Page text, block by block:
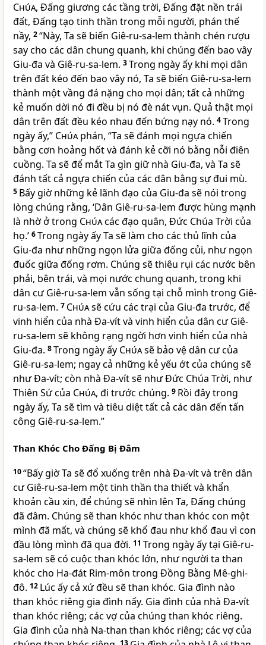
Chúa, Ðấng giương các tầng trời, Ðấng đặt nền trái
đất, Ðấng tạo tinh thần trong mỗi người, phán thế
nầy, 2“Này, Ta sẽ biến Giê-ru-sa-lem thành chén rượu
say cho các dân chung quanh, khi chúng đến bao vây
Giu-đa và Giê-ru-sa-lem. 3Trong ngày ấy khi mọi dân
trên đất kéo đến bao vây nó, Ta sẽ biến Giê-ru-sa-lem
thành một vầng đá nặng cho mọi dân; tất cả những
kẻ muốn dời nó đi đều bị nó đè nát vụn. Quả thật mọi
dân trên đất đều kéo nhau đến bứng nạy nó. 4Trong
ngày ấy,” Chúaphán, “Ta sẽ đánh mọi ngựa chiến
bằng cơn hoảng hốt và đánh kẻ cỡi nó bằng nỗi điên
cuồng. Ta sẽ để mắt Ta gìn giữ nhà Giu-đa, và Ta sẽ
đánh tất cả ngựa chiến của các dân bằng sự đui mù.
5 Bấy giờ những kẻ lãnh đạo của Giu-đa sẽ nói trong
lòng chúng rằng, ‘Dân Giê-ru-sa-lem được hùng mạnh
là nhờ ở trong Chúacác đạo quân, Ðức Chúa Trời của
họ.’ 6Trong ngày ấy Ta sẽ làm cho các thủ lĩnh của
Giu-đa như những ngọn lửa giữa đống củi, như ngọn
đuốc giữa đống rơm. Chúng sẽ thiêu rụi các nước bên
phải, bên trái, và mọi nước chung quanh, trong khi
dân cư Giê-ru-sa-lem vẫn sống tại chỗ mình trong Giê-
ru-sa-lem. 7 Chúasẽ cứu các trại của Giu-đa trước, để
vinh hiển của nhà Ða-vít và vinh hiển của dân cư Giê-
ru-sa-lem sẽ không rạng ngời hơn vinh hiển của nhà
Giu-đa. 8Trong ngày ấy Chúasẽ bảo vệ dân cư của
Giê-ru-sa-lem; ngay cả những kẻ yếu ớt của chúng sẽ
như Ða-vít; còn nhà Ða-vít sẽ như Ðức Chúa Trời, như
Thiên Sứ của Chúa, đi trước chúng. 9 Rồi đây trong
ngày ấy, Ta sẽ tìm và tiêu diệt tất cả các dân đến tấn
công Giê-ru-sa-lem.”
Than Khóc Cho Ðấng Bị Ðâm
10“Bấy giờ Ta sẽ đổ xuống trên nhà Ða-vít và trên dân
cư Giê-ru-sa-lem một tinh thần tha thiết và khẩn
khoản cầu xin, để chúng sẽ nhìn lên Ta, Ðấng chúng
đã đâm. Chúng sẽ than khóc như than khóc con một
mình đã mất, và chúng sẽ khổ đau như khổ đau vì con
đầu lòng mình đã qua đời. 11 Trong ngày ấy tại Giê-ru-
sa-lem sẽ có cuộc than khóc lớn, như người ta than
khóc cho Ha-đát Rim-môn trong Ðồng Bằng Mê-ghi-
đô. 12 Lúc ấy cả xứ đều sẽ than khóc. Gia đình nào
than khóc riêng gia đình nấy. Gia đình của nhà Ða-vít
than khóc riêng; các vợ của chúng than khóc riêng.
Gia đình của nhà Na-than than khóc riêng; các vợ của
13